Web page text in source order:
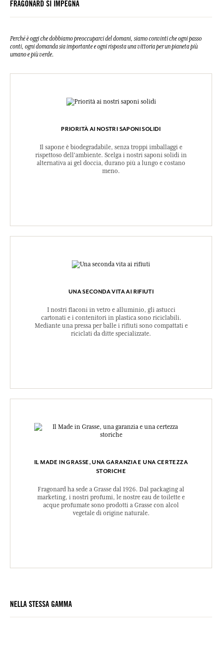
FRAGONARD SI IMPEGNA
Perché è oggi che dobbiamo preoccuparci del domani, siamo convinti che ogni passo
conti, ogni domanda sia importante e ogni risposta una vittoria per un pianeta più
umano e più verde.
PRIORITÀ AI NOSTRI SAPONI SOLIDI
Il sapone è biodegradabile, senza troppi imballaggi e
rispettoso dell'ambiente. Scelga i nostri saponi solidi in
alternativa ai gel doccia, durano più a lungo e costano
meno.
UNA SECONDA VITA AI RIFIUTI
I nostri flaconi in vetro e alluminio, gli astucci
cartonati e i contenitori in plastica sono riciclabili.
Mediante una pressa per balle i rifiuti sono compattati e
riciclati da ditte specializzate.
IL MADE IN GRASSE, UNA GARANZIA E UNA CERTEZZA
STORICHE
Fragonard ha sede a Grasse dal 1926. Dal packaging al
marketing, i nostri profumi, le nostre eau de toilette e
acque profumate sono prodotti a Grasse con alcol
vegetale di origine naturale.
NELLA STESSA GAMMA